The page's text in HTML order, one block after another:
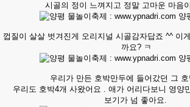
시골의 정이 느껴지고 정말 고마운 마음
껍질이 살살 벗겨진게 오리지널 시골감자답죠 ^^ 이
까요? ㅋ
우리가 만든 호박만두에 들어갔던 그
우리도 호박4개 사왔어요 . 애가 어리다보니 영양
보기가 넘 좋아요.